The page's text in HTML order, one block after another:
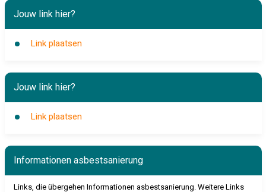
Jouw link hier?
Link plaatsen
Jouw link hier?
Link plaatsen
Informationen asbestsanierung
Links, die übergehen Informationen asbestsanierung. Weitere Links